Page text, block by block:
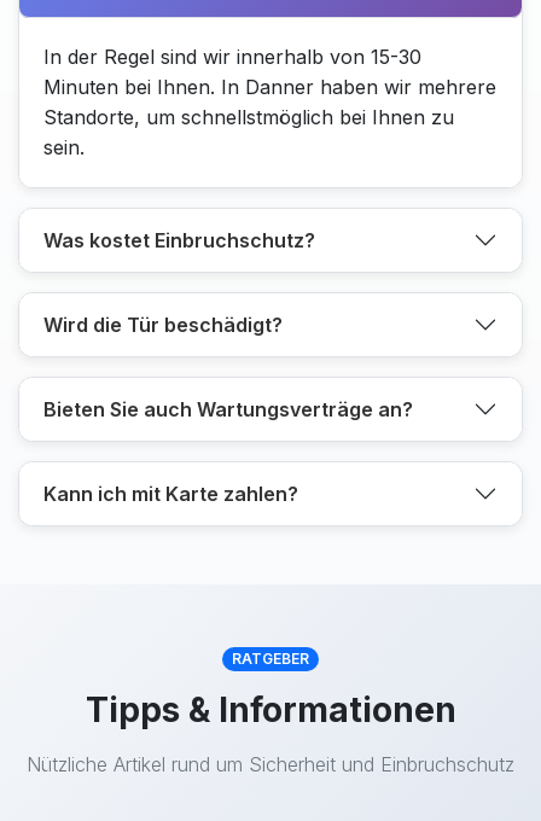
In der Regel sind wir innerhalb von 15-30
Minuten bei Ihnen. In Danner haben wir mehrere
Standorte, um schnellstmöglich bei Ihnen zu
sein.
Was kostet Einbruchschutz?
Wird die Tür beschädigt?
Bieten Sie auch Wartungsverträge an?
Kann ich mit Karte zahlen?
RATGEBER
Tipps & Informationen
Nützliche Artikel rund um Sicherheit und Einbruchschutz